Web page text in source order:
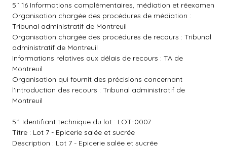
5.1.16 Informations complémentaires, médiation et réexamen
Organisation chargée des procédures de médiation :
Tribunal administratif de Montreuil
Organisation chargée des procédures de recours : Tribunal
administratif de Montreuil
Informations relatives aux délais de recours : TA de
Montreuil
Organisation qui fournit des précisions concernant
l'introduction des recours : Tribunal administratif de
Montreuil
5.1 Identifiant technique du lot : LOT-0007
Titre : Lot 7 - Epicerie salée et sucrée
Description : Lot 7 - Epicerie salée et sucrée